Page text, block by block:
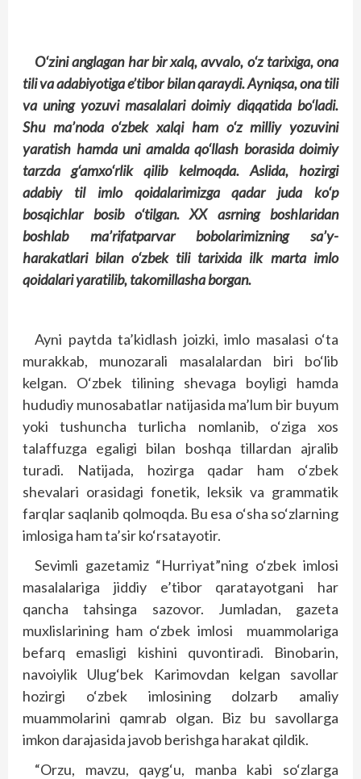
O‘zini anglagan har bir xalq, avvalo, o‘z tarixiga, ona
tili va adabiyotiga e’tibor bilan qaraydi. Ayniqsa, ona tili
va uning yozuvi masalalari doimiy diqqatida bo‘ladi.
Shu ma’noda o‘zbek xalqi ham o‘z milliy yozuvini
yaratish hamda uni amalda qo‘llash borasida doimiy
tarzda g‘amxo‘rlik qilib kelmoqda. Aslida, hozirgi
adabiy til imlo qoidalarimizga qadar juda ko‘p
bosqichlar bosib o‘tilgan. XX asrning boshlaridan
boshlab ma’rifatparvar bobolarimizning sa’y-
harakatlari bilan o‘zbek tili tarixida ilk marta imlo
qoidalari yaratilib, takomillasha borgan.
Ayni paytda ta’kidlash joizki, imlo masalasi o‘ta
murakkab, munozarali masalalardan biri bo‘lib
kelgan. O‘zbek tilining shevaga boyligi hamda
hududiy munosabatlar natijasida ma’lum bir buyum
yoki tushuncha turlicha nomlanib, o‘ziga xos
talaffuzga egaligi bilan boshqa tillardan ajralib
turadi. Natijada, hozirga qadar ham o‘zbek
shevalari orasidagi fonetik, leksik va grammatik
farqlar saqlanib qolmoqda. Bu esa o‘sha so‘zlarning
imlosiga ham ta’sir ko‘rsatayotir.
Sevimli gazetamiz “Hurriyat”ning o‘zbek imlosi
masalalariga jiddiy e’tibor qaratayotgani har
qancha tahsinga sazovor. Jumladan, gazeta
muxlislarining ham o‘zbek imlosi muammolariga
befarq emasligi kishini quvontiradi. Binobarin,
navoiylik Ulug‘bek Karimovdan kelgan savollar
hozirgi o‘zbek imlosining dolzarb amaliy
muammolarini qamrab olgan. Biz bu savollarga
imkon darajasida javob berishga harakat qildik.
“Orzu, mavzu, qayg‘u, manba kabi so‘zlarga